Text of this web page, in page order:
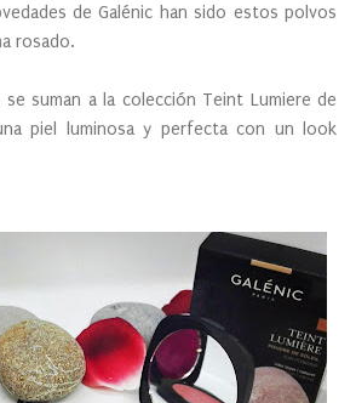
de Galénic han sido estos polvos
rosado.
suman a la colección Teint Lumiere de
piel luminosa y perfecta con un look